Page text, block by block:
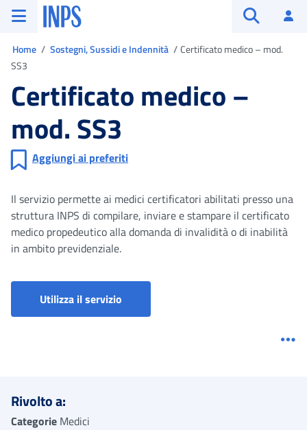
Vai al menu principale
Vai al contenuto principale
Vai al pie' di pagina
INPS ()
Home Sostegni, Sussidi e Indennità
Certificato medico – mod.
SS3
Certificato medico –
mod. SS3
Aggiungi ai preferiti
Il servizio permette ai medici certificatori abilitati presso una
struttura INPS di compilare, inviare e stampare il certificato
medico propedeutico alla domanda di invalidità o di inabilità
in ambito previdenziale.
Utilizza il servizio
Rivolto a:
Categorie Medici